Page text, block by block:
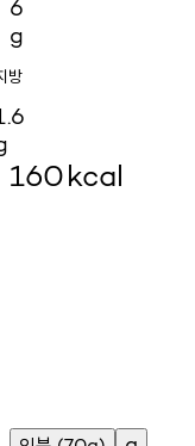
6
g
방
160kcal